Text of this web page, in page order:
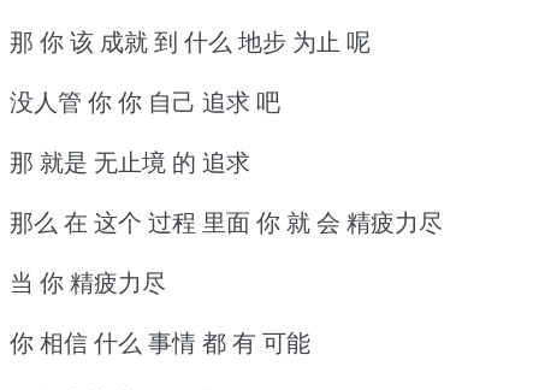
那 你 该 成就 到 什么 地步 为止 呢
没人管 你 你 自己 追求 吧
那 就是 无止境 的 追求
那么 在 这个 过程 里面 你 就 会 精疲力尽
当 你 精疲力尽
你 相信 什么 事情 都 有 可能